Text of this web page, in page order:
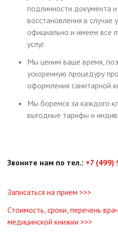
подлинности документа
восстановления в
официально и имеем все
услуг.
Мы ценим ваше время,
ускоренную процедуру
оформления санитарной
Мы боремся за каждого
выгодные тарифы и
Звоните нам по тел.: +7 (499)
Записаться на прием >>>
Стоимость, сроки, перечень
медицинской книжки >>>